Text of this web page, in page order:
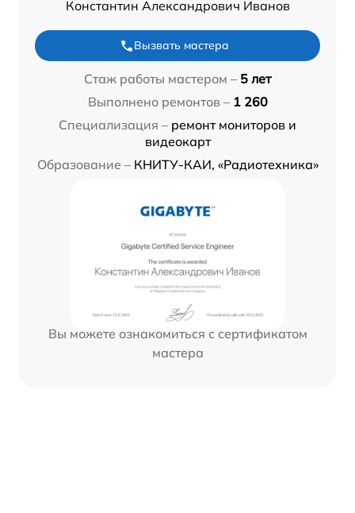
Константин Александрович Иванов
Вызвать мастера
Стаж работы мастером – 5 лет
Выполнено ремонтов – 1 260
Специализация – ремонт мониторов и
видеокарт
Образование – КНИТУ-КАИ, «Радиотехника»
Вы можете ознакомиться с сертификатом
мастера